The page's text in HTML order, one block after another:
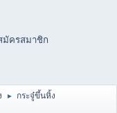
มัครสมาชิก
► กระจู๋ขึ้นหิ้ง